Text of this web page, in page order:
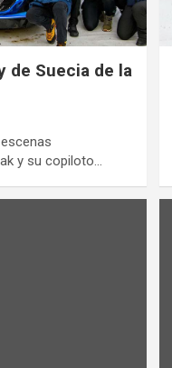
de Suecia de la
y su copiloto…